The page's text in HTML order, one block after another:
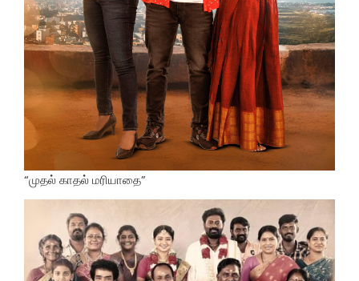
“முதல் காதல் மரியாதை”